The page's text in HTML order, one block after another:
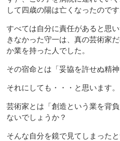
して四歳の陽は亡くなったのです
すべては自分に責任があると思
きなかった守一は、真の芸術家
か業を持った人でした。
その宿命とは「妥協を許せぬ精神
それにしても・・・と思います。
芸術家とは「創造という業を背
ないでしょうか？
そんな自分を鏡で見てしまった